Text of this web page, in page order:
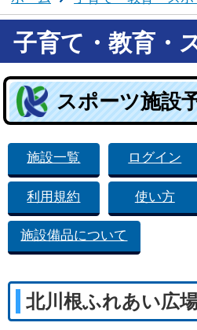
子育て・教育・
スポーツ施設
施設一覧 ログイン
利用規約 使い方
施設備品について
北川根ふれあい広